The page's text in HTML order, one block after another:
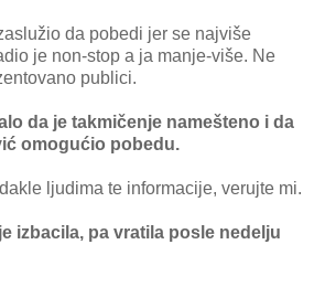
da pobedi jer se najviše
je non-stop a ja manje-više. Ne
publici.
da je takmičenje namešteno i da
omogućio pobedu.
ljudima te informacije, verujte mi.
izbacila, pa vratila posle nedelju